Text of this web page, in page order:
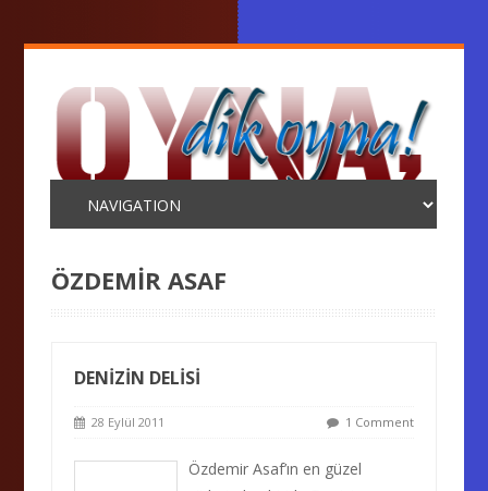
ÖZDEMIR ASAF
DENİZİN DELİSİ
28 Eylül 2011 1 Comment
Özdemir Asaf’ın en güzel